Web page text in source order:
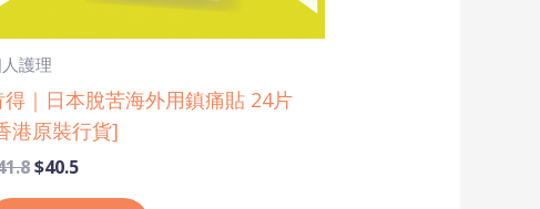
護理
得｜日本脫苦海外用鎮痛貼 24片
港原裝行貨]
$40.5